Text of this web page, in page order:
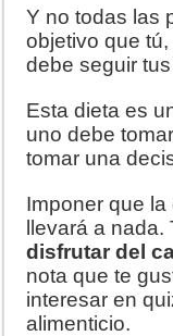
Y no todas las
objetivo que
debe seguir
Esta dieta es
uno debe
tomar una
Imponer que
llevará a
disfrutar del
nota que te
interesar en
alimenticio.